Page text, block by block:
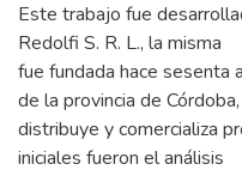
Este trabajo fue
Redolfi S. R. L., la misma
fue fundada hace sesenta
de la provincia de Córdoba,
distribuye y comercializa
iniciales fueron el análisis